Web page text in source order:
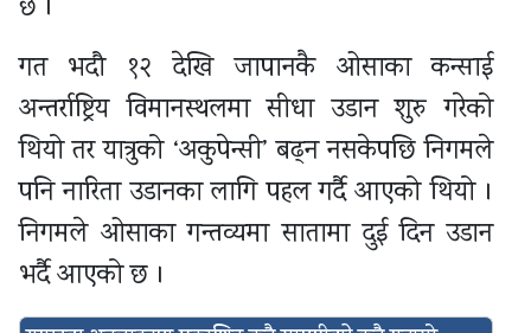
छ ।
गत भदौ १२ देखि जापानकै ओसाका कन्साई
अन्तर्राष्ट्रिय विमानस्थलमा सीधा उडान शुरु गरेको
थियो तर यात्रुको ‘अकुपेन्सी’ बढ्न नसकेपछि निगमले
पनि नारिता उडानका लागि पहल गर्दै आएको थियो ।
निगमले ओसाका गन्तव्यमा सातामा दुई दिन उडान
भर्दै आएको छ ।